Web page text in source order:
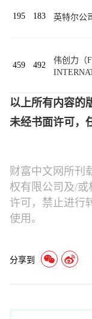
195 183 英特尔公
459 492
伟创力（
以上所有内容的
未经书面许可，
财富中文网所刊
权有限公司及/或
许可，禁止进行
使用。
分享到